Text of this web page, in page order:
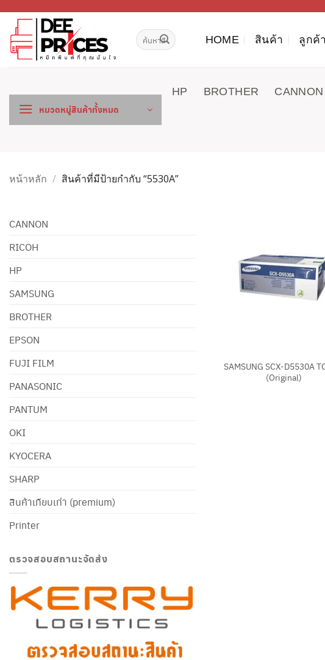
เนื้อหา
ค้นหา: HOME สินค้า ลูกค้
หมวดหมู่สินค้าทั้งหมด
HP BROTHER CANNON
หน้าหลัก / สินค้าที่มีป้ายกำกับ “5530A”
CANNON
RICOH
HP
SAMSUNG
BROTHER
EPSON
FUJI FILM
PANASONIC
PANTUM
OKI
KYOCERA
SHARP
สินค้าเทียบเท่า (premium)
Printer
ตรวจสอบสถานะจัดส่ง
SAMSUNG SCX-D5530A
(Original)